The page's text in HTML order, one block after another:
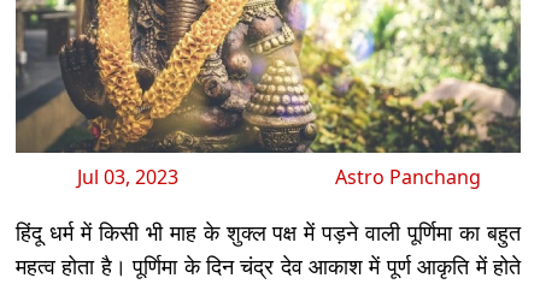
Jul 03, 2023 Astro Panchang
हिंदू धर्म में किसी भी माह के शुक्ल पक्ष में पड़ने वाली पूर्णिमा का बहुत
महत्व होता है। पूर्णिमा के दिन चंद्र देव आकाश में पूर्ण आकृति में होते